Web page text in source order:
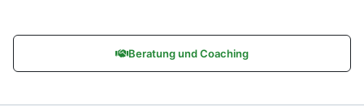
Beratung und Coaching